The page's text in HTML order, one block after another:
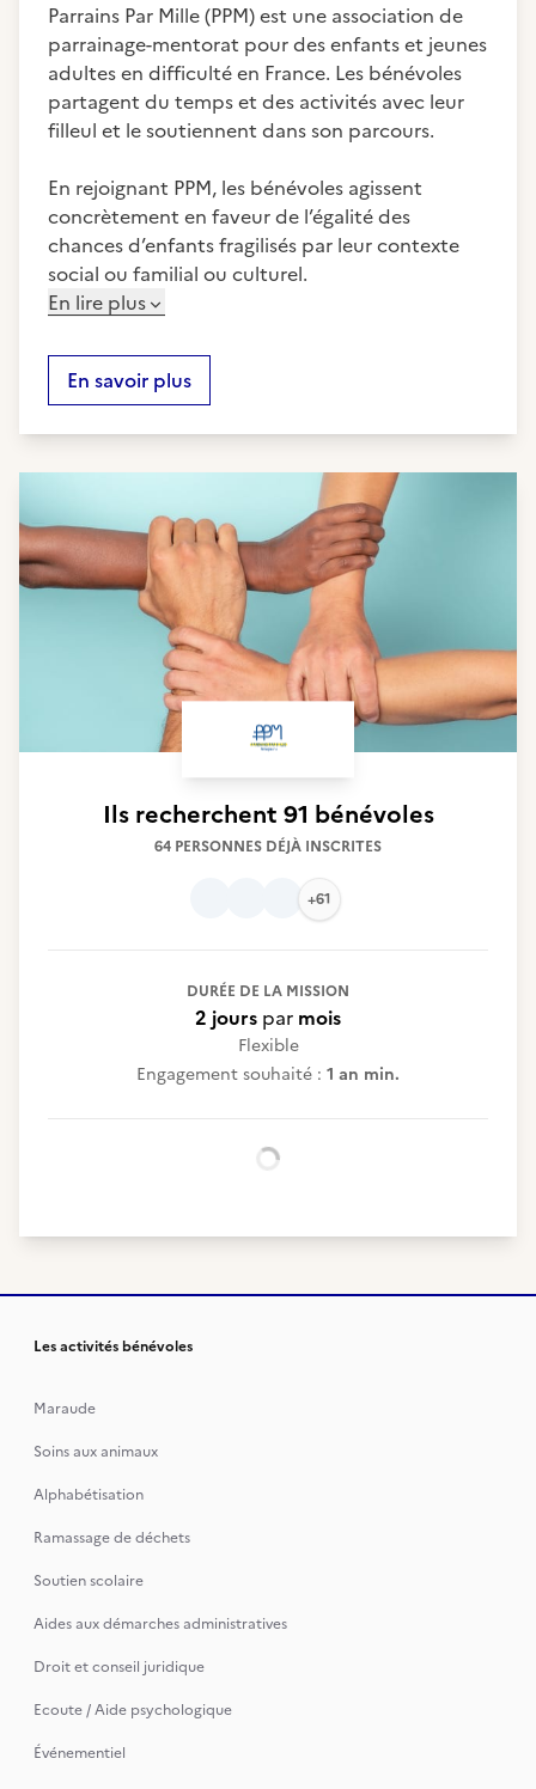
Parrains Par Mille (PPM) est une association de
parrainage-mentorat pour des enfants et jeunes
adultes en difficulté en France. Les bénévoles
partagent du temps et des activités avec leur
filleul et le soutiennent dans son parcours.
En rejoignant PPM, les bénévoles agissent
concrètement en faveur de l’égalité des
chances d’enfants fragilisés par leur contexte
social ou familial ou culturel.
En lire plus
En savoir plus
Ils recherchent 91 bénévoles
64 PERSONNES DÉJÀ INSCRITES
+61
DURÉE DE LA MISSION
2 jours par mois
Flexible
Engagement souhaité : 1 an min.
Les activités bénévoles
Maraude
Soins aux animaux
Alphabétisation
Ramassage de déchets
Soutien scolaire
Aides aux démarches administratives
Droit et conseil juridique
Ecoute / Aide psychologique
Événementiel